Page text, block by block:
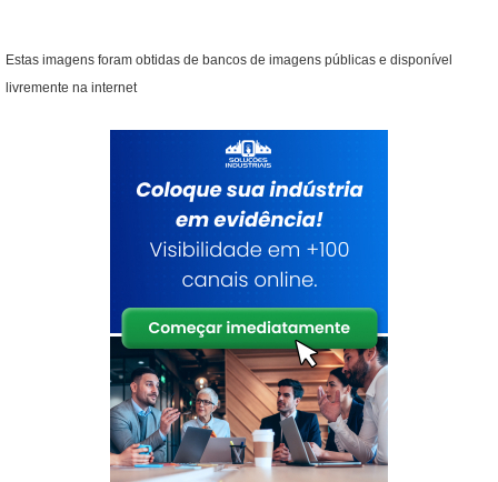
Estas imagens foram obtidas de bancos de imagens públicas e disponível
livremente na internet